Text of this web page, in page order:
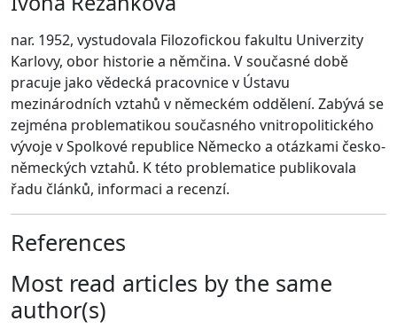
nar. 1952, vystudovala Filozofickou fakultu Univerzity
Karlovy, obor historie a němčina. V současné době
pracuje jako vědecká pracovnice v Ústavu
mezinárodních vztahů v německém oddělení. Zabývá se
zejména problematikou současného vnitropolitického
vývoje v Spolkové republice Německo a otázkami česko-
německých vztahů. K této problematice publikovala
řadu článků, informaci a recenzí.
References
Most read articles by the same
author(s)